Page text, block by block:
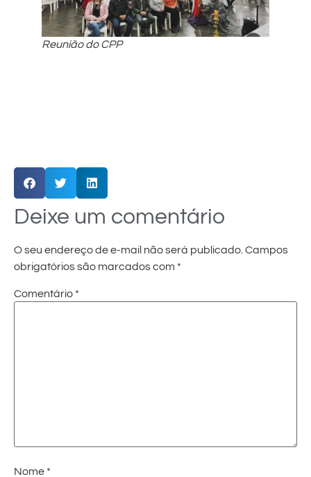
Reunião do CPP
Deixe um comentário
O seu endereço de e-mail não será publicado. Campos
obrigatórios são marcados com *
Comentário *
Nome *